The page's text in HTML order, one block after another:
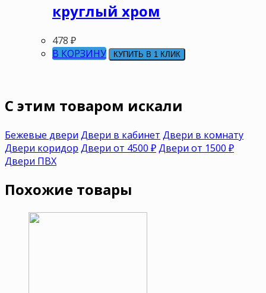
круглый хром
478 ₽
В КОРЗИНУ
КУПИТЬ В 1 КЛИК
C этим товаром искали
Бежевые двери Двери в кабинет Двери в комнату
Двери коридор Двери от 4500 ₽Двери от 1500 ₽
Двери ПВХ
Похожие товары